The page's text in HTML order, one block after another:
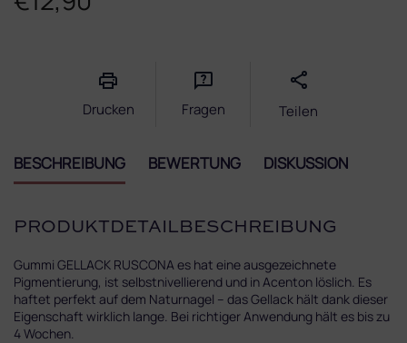
Drucken Fragen Teilen
BESCHREIBUNG BEWERTUNG DISKUSSION
PRODUKTDETAILBESCHREIBUNG
Gummi GELLACK RUSCONA es hat eine ausgezeichnete
Pigmentierung, ist selbstnivellierend und in Acenton löslich. Es
haftet perfekt auf dem Naturnagel – das Gellack hält dank dieser
Eigenschaft wirklich lange. Bei richtiger Anwendung hält es bis zu
4 Wochen.